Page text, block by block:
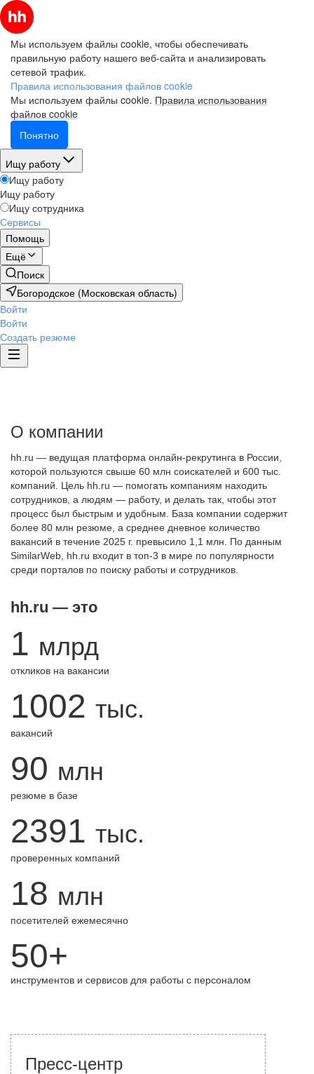
Мы используем файлы cookie, чтобы обеспечивать
правильную работу нашего веб-сайта и анализировать
сетевой трафик.
Правила использования файлов cookie
Мы используем файлы cookie. Правила использования
файлов cookie
Понятно
Ищу работу
Ищу работу
Ищу работу
Ищу сотрудника
Сервисы
Помощь
Ещё
Поиск
Богородское (Московская область)
Войти
Войти
Создать резюме
О компании
hh.ru — ведущая платформа онлайн-рекрутинга в России,
которой пользуются свыше 60 млн соискателей и 600 тыс.
компаний. Цель hh.ru — помогать компаниям находить
сотрудников, а людям — работу, и делать так, чтобы этот
процесс был быстрым и удобным. База компании содержит
более 80 млн резюме, а среднее дневное количество
вакансий в течение 2025 г. превысило 1,1 млн. По данным
SimilarWeb, hh.ru входит в топ-3 в мире по популярности
среди порталов по поиску работы и сотрудников.
hh.ru — это
1 млрд
откликов на вакансии
1002 тыс.
вакансий
90 млн
резюме в базе
2391 тыс.
проверенных компаний
18 млн
посетителей ежемесячно
50+
инструментов и сервисов для работы с персоналом
Пресс-центр